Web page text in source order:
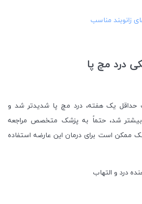
زانوبند مناسب
درد مچ پا
یک هفته، درد مچ پا شدیدتر شد و
شد، حتماً به پزشک متخصص مراجعه
ممکن است برای درمان این عارضه استفاده
درد و التهاب